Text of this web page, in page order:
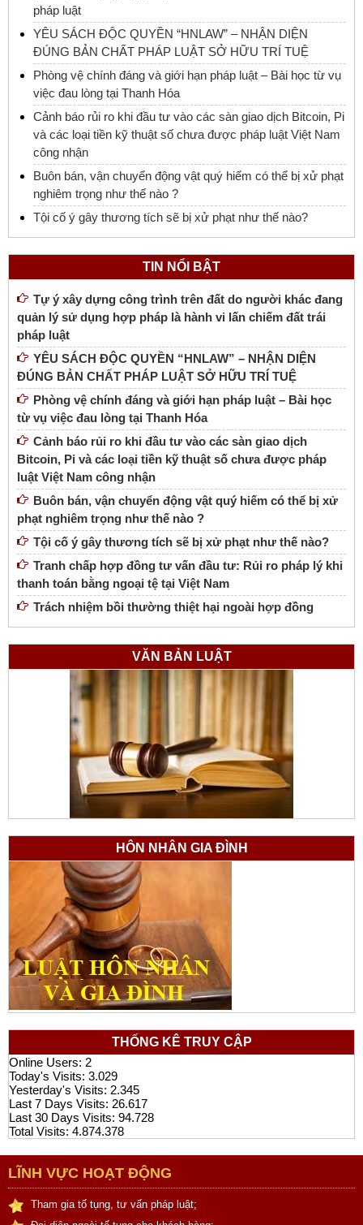
pháp luật
YÊU SÁCH ĐỘC QUYỀN “HNLAW” – NHẬN DIỆN
ĐÚNG BẢN CHẤT PHÁP LUẬT SỞ HỮU TRÍ TUỆ
Phòng vệ chính đáng và giới hạn pháp luật – Bài học từ vụ
việc đau lòng tại Thanh Hóa
Cảnh báo rủi ro khi đầu tư vào các sàn giao dịch Bitcoin, Pi
và các loại tiền kỹ thuật số chưa được pháp luật Việt Nam
công nhận
Buôn bán, vận chuyển động vật quý hiếm có thể bị xử phạt
nghiêm trọng như thế nào ?
Tội cố ý gây thương tích sẽ bị xử phạt như thế nào?
TIN NỔI BẬT
Tự ý xây dựng công trình trên đất do người khác đang
quản lý sử dụng hợp pháp là hành vi lấn chiếm đất trái
pháp luật
YÊU SÁCH ĐỘC QUYỀN “HNLAW” – NHẬN DIỆN
ĐÚNG BẢN CHẤT PHÁP LUẬT SỞ HỮU TRÍ TUỆ
Phòng vệ chính đáng và giới hạn pháp luật – Bài học
từ vụ việc đau lòng tại Thanh Hóa
Cảnh báo rủi ro khi đầu tư vào các sàn giao dịch
Bitcoin, Pi và các loại tiền kỹ thuật số chưa được pháp
luật Việt Nam công nhận
Buôn bán, vận chuyển động vật quý hiếm có thể bị xử
phạt nghiêm trọng như thế nào ?
Tội cố ý gây thương tích sẽ bị xử phạt như thế nào?
Tranh chấp hợp đồng tư vấn đầu tư: Rủi ro pháp lý khi
thanh toán bằng ngoại tệ tại Việt Nam
Trách nhiệm bồi thường thiệt hại ngoài hợp đồng
VĂN BẢN LUẬT
HÔN NHÂN GIA ĐÌNH
THỐNG KÊ TRUY CẬP
Online Users: 2
Today's Visits: 3.029
Yesterday's Visits: 2.345
Last 7 Days Visits: 26.617
Last 30 Days Visits: 94.728
Total Visits: 4.874.378
LĨNH VỰC HOẠT ĐỘNG
Tham gia tố tụng, tư vấn pháp luật;